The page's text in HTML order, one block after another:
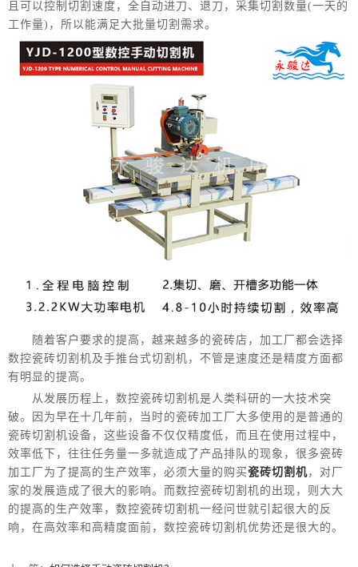
且可以控制切割速度，全自动进刀、退刀，采集切割数量(一天的
工作量)，所以能满足大批量切割需求。
随着客户要求的提高，越来越多的瓷砖店，加工厂都会选择
数控瓷砖切割机及手推台式切割机，不管是速度还是精度方面都
有明显的提高。
从发展历程上，数控瓷砖切割机是人类科研的一大技术突
破。因为早在十几年前，当时的瓷砖加工厂大多使用的是普通的
瓷砖切割机设备，这些设备不仅仅精度低，而且在使用过程中，
效率低下，往往任务量一多就造成了产品排队的现象，很多瓷砖
加工厂为了提高的生产效率，必须大量的购买瓷砖切割机，对厂
家的发展造成了很大的影响。而数控瓷砖切割机的出现，则大大
的提高的生产效率，数控瓷砖切割机一经问世就引起很大的反
响，在高效率和高精度面前，数控瓷砖切割机优势还是很大的。